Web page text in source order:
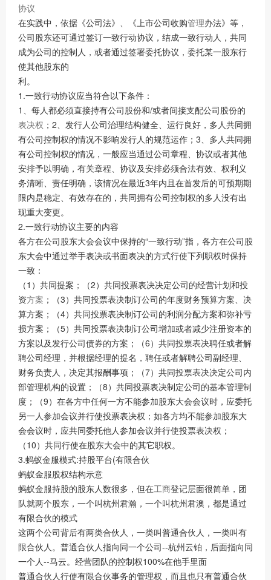
协议
在实践中，依据《公司法》、《上市公司收购管理办法》等，
公司股东还可通过签订一致行动协议，结成一致行动人，共同
成为公司的控制人，或者通过签署委托协议，委托某一股东行
使其他股东的
利。
1.一致行动协议应当符合以下条件：
1、每人都必须直接持有公司股份和/或者间接支配公司股份的
表决权 ；2、发行人公司治理结构健全、运行良好，多人共同拥
有公司控制权的情况不影响发行人的规范运作；3、多人共同拥
有公司控制权的情况，一般应当通过公司章程、协议或者其他
安排予以明确，有关章程、协议及安排必须合法有效、权利义
务清晰、责任明确，该情况在最近3年内且在首发后的可预期期
限内是稳定、有效存在的，共同拥有公司控制权的多人没有出
现重大变更。
2.一致行动协议主要的内容
各方在公司股东大会会议中保持的“一致行动”指，各方在公司股
东大会中通过举手表决或书面表决的方式行使下列职权时保持
一致：
（1）共同提案；（2）共同投票表决决定公司的经营计划和投
资方案 ；（3）共同投票表决制订公司的年度财务预算方案、决
算方案；（4）共同投票表决制订公司的利润分配方案和弥补亏
损方案；（5）共同投票表决制订公司增加或者减少注册资本的
方案以及发行公司债券的方案；（6）共同投票表决聘任或者解
聘公司经理，并根据经理的提名，聘任或者解聘公司副经理、
财务负责人，决定其报酬事项；（7）共同投票表决决定公司内
部管理机构的设置；（8）共同投票表决制定公司的基本管理制
度；（9）在各方中任何一方不能参加股东大会会议时，应委托
另一人参加会议并行使投票表决权；如各方均不能参加股东大
会会议时，应共同委托他人参加会议并行使投票表决权；
（10）共同行使在股东大会中的其它职权。
3.蚂蚁金服模式:持股平台(有限合伙
蚂蚁金服股权结构示意
蚂蚁金服持股的股东人数很多，但在工商登记层面很简单，团
队就两个股东，一个叫杭州君瀚，一个叫杭州君澳，都是通过
有限合伙的模式
这两个公司背后有两类合伙人，一类叫普通合伙人，一类叫有
限合伙人。普通合伙人指向同一个公司--杭州云铂，后面指向同
一个人--马云。经营团队的控制权100%在他手里面
普通合伙人行使有限合伙事务的管理权，而且也只有普通合伙